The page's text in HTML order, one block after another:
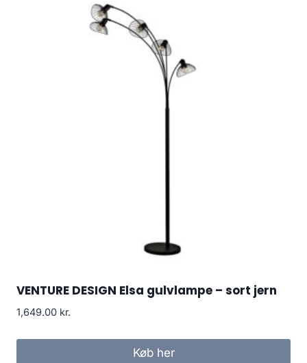
VENTURE DESIGN Elsa gulvlampe – sort jern
1,649.00 kr.
Køb her